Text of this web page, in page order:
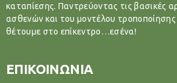
καταπίεσης. Παντρεύοντας τις βασικές
ασθενών και του μοντέλου
θέτουμε στο επίκεντρο…εσένα!
ΕΠΙΚΟΙΝΩΝΙΑ